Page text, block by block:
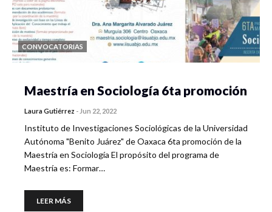
CONVOCATORIAS
Maestría en Sociología 6ta promoción
Laura Gutiérrez - Jun 22, 2022
Instituto de Investigaciones Sociológicas de la Universidad
Autónoma "Benito Juárez" de Oaxaca 6ta promoción de la
Maestría en Sociología El propósito del programa de
Maestría es: Formar…
LEER MÁS